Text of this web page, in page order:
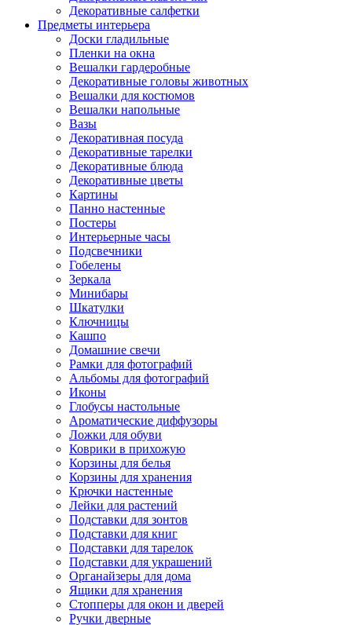
Декоративные салфетки
Предметы интерьера
Доски гладильные
Пленки на окна
Вешалки гардеробные
Декоративные головы животных
Вешалки для костюмов
Вешалки напольные
Вазы
Декоративная посуда
Декоративные тарелки
Декоративные блюда
Декоративные цветы
Картины
Панно настенные
Постеры
Интерьерные часы
Подсвечники
Гобелены
Зеркала
Минибары
Шкатулки
Ключницы
Кашпо
Домашние свечи
Рамки для фотографий
Альбомы для фотографий
Иконы
Глобусы настольные
Ароматические диффузоры
Ложки для обуви
Коврики в прихожую
Корзины для белья
Корзины для хранения
Крючки настенные
Лейки для растений
Подставки для зонтов
Подставки для книг
Подставки для тарелок
Подставки для украшений
Органайзеры для дома
Ящики для хранения
Стопперы для окон и дверей
Ручки дверные